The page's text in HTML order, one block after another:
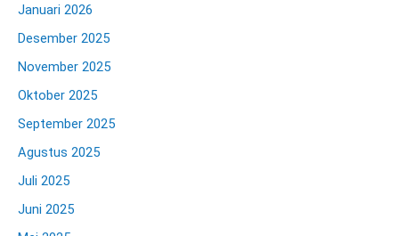
Januari 2026
Desember 2025
November 2025
Oktober 2025
September 2025
Agustus 2025
Juli 2025
Juni 2025